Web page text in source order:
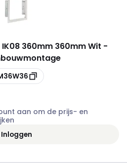
IK08 360mm 360mm Wit -
aan om de prijs- en
Inloggen